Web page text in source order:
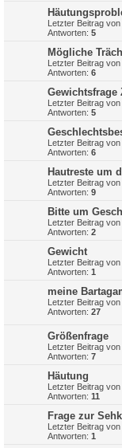
Letzter Beitrag von
Antworten: 5
Mögliche
Letzter Beitrag von
Antworten: 6
Gewichtsfrage
Letzter Beitrag von
Antworten: 5
Letzter Beitrag von
Antworten: 6
Hautreste um
Letzter Beitrag von
Antworten: 9
Bitte um
Letzter Beitrag von
Antworten: 2
Gewicht
Letzter Beitrag von
Antworten: 1
meine
Letzter Beitrag von
Antworten: 27
Größenfrage
Letzter Beitrag von
Antworten: 7
Häutung
Letzter Beitrag von
Antworten: 11
Frage zur
Letzter Beitrag von
Antworten: 1